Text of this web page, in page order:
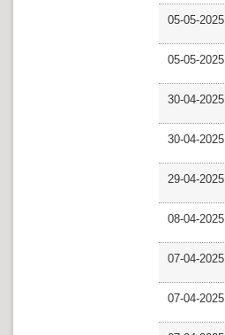
05-05-
05-05-
30-04-
30-04-
29-04-
08-04-
07-04-
07-04-